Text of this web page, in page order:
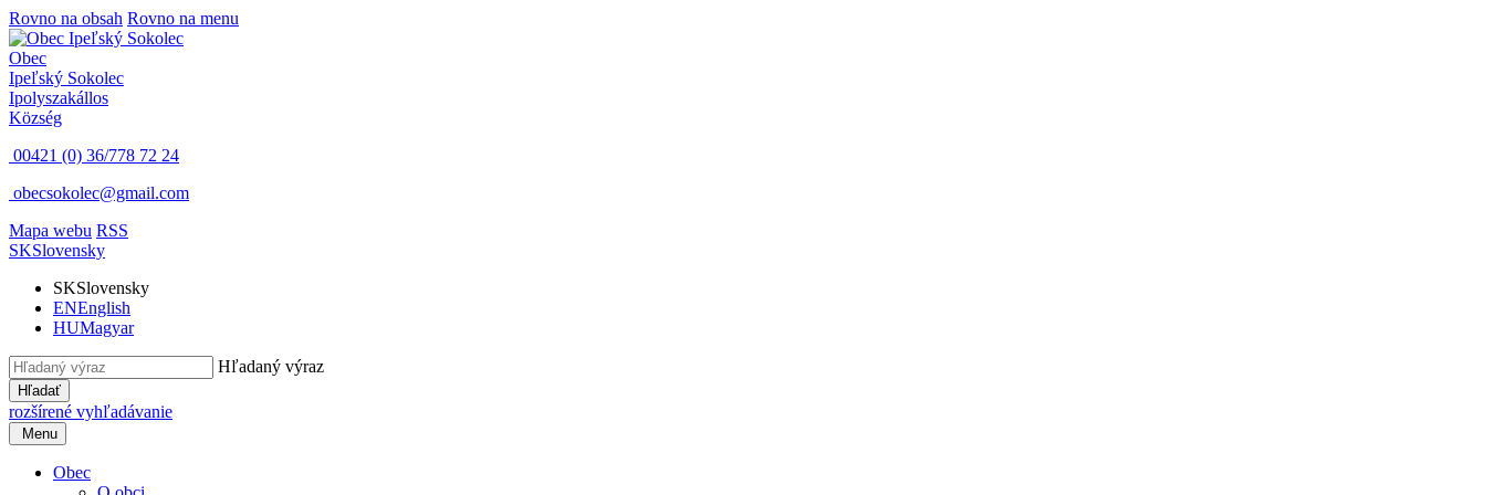
Rovno na obsah Rovno na menu
Obec
Ipeľský Sokolec
Ipolyszakállos
Község
00421 (0) 36/778 72 24
obecsokolec@gmail.com
Mapa webu RSS
SKSlovensky
SKSlovensky
ENEnglish
HUMagyar
Hľadaný výraz
Hľadať
rozšírené vyhľadávanie
Menu
Obec